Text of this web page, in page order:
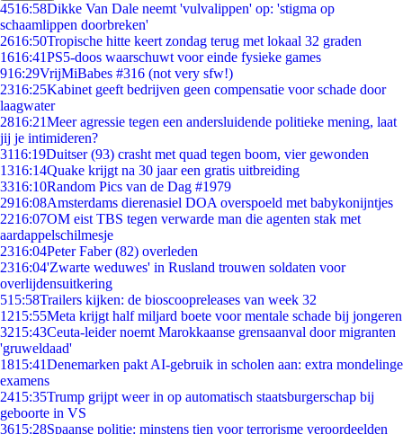
4516:58Dikke Van Dale neemt 'vulvalippen' op: 'stigma op
schaamlippen doorbreken'
2616:50Tropische hitte keert zondag terug met lokaal 32 graden
1616:41PS5-doos waarschuwt voor einde fysieke games
916:29VrijMiBabes #316 (not very sfw!)
2316:25Kabinet geeft bedrijven geen compensatie voor schade door
laagwater
2816:21Meer agressie tegen een andersluidende politieke mening, laat
jij je intimideren?
3116:19Duitser (93) crasht met quad tegen boom, vier gewonden
1316:14Quake krijgt na 30 jaar een gratis uitbreiding
3316:10Random Pics van de Dag #1979
2916:08Amsterdams dierenasiel DOA overspoeld met babykonijntjes
2216:07OM eist TBS tegen verwarde man die agenten stak met
aardappelschilmesje
2316:04Peter Faber (82) overleden
2316:04'Zwarte weduwes' in Rusland trouwen soldaten voor
overlijdensuitkering
515:58Trailers kijken: de bioscoopreleases van week 32
1215:55Meta krijgt half miljard boete voor mentale schade bij jongeren
3215:43Ceuta-leider noemt Marokkaanse grensaanval door migranten
'gruweldaad'
1815:41Denemarken pakt AI-gebruik in scholen aan: extra mondelinge
examens
2415:35Trump grijpt weer in op automatisch staatsburgerschap bij
geboorte in VS
3615:28Spaanse politie: minstens tien voor terrorisme veroordeelden